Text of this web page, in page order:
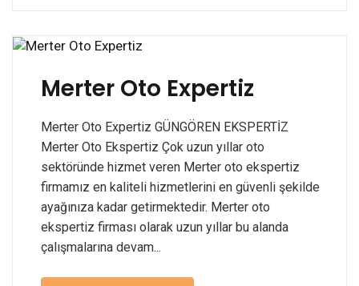
Merter Oto Expertiz
Merter Oto Expertiz GÜNGÖREN EKSPERTİZ
Merter Oto Ekspertiz Çok uzun yıllar oto
sektöründe hizmet veren Merter oto ekspertiz
firmamız en kaliteli hizmetlerini en güvenli şekilde
ayağınıza kadar getirmektedir. Merter oto
ekspertiz firması olarak uzun yıllar bu alanda
çalışmalarına devam...